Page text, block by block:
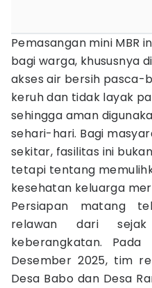
Pemasangan mini MBR
bagi warga, khususnya
akses air bersih pasca-
keruh dan tidak layak
sehingga aman
sehari-hari. Bagi
sekitar, fasilitas ini
tetapi tentang
kesehatan keluarga
Persiapan matang
relawan dari
keberangkatan.
Desember 2025, tim
Desa Babo dan Desa